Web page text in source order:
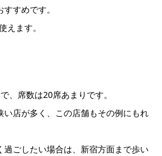
すめです。
えます。
、席数は20席あまりです。
い店が多く、この店舗もその例にもれ
過ごしたい場合は、新宿方面まで歩い